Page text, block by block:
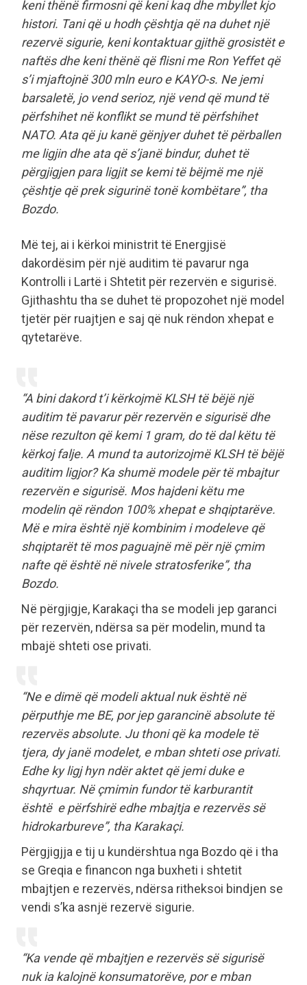
keni thënë firmosni që keni kaq dhe mbyllet kjo
histori. Tani që u hodh çështja që na duhet një
rezervë sigurie, keni kontaktuar gjithë grosistët e
naftës dhe keni thënë që flisni me Ron Yeffet që
s’i mjaftojnë 300 mln euro e KAYO-s. Ne jemi
barsaletë, jo vend serioz, një vend që mund të
përfshihet në konflikt se mund të përfshihet
NATO. Ata që ju kanë gënjyer duhet të përballen
me ligjin dhe ata që s’janë bindur, duhet të
përgjigjen para ligjit se kemi të bëjmë me një
çështje që prek sigurinë tonë kombëtare”, tha
Bozdo.
Më tej, ai i kërkoi ministrit të Energjisë
dakordësim për një auditim të pavarur nga
Kontrolli i Lartë i Shtetit për rezervën e sigurisë.
Gjithashtu tha se duhet të propozohet një model
tjetër për ruajtjen e saj që nuk rëndon xhepat e
qytetarëve.
“A bini dakord t’i kërkojmë KLSH të bëjë një
auditim të pavarur për rezervën e sigurisë dhe
nëse rezulton që kemi 1 gram, do të dal këtu të
kërkoj falje. A mund ta autorizojmë KLSH të bëjë
auditim ligjor? Ka shumë modele për të mbajtur
rezervën e sigurisë. Mos hajdeni këtu me
modelin që rëndon 100% xhepat e shqiptarëve.
Më e mira është një kombinim i modeleve që
shqiptarët të mos paguajnë më për një çmim
nafte që është në nivele stratosferike”, tha
Bozdo.
Në përgjigje, Karakaçi tha se modeli jep garanci
për rezervën, ndërsa sa për modelin, mund ta
mbajë shteti ose privati.
“Ne e dimë që modeli aktual nuk është në
përputhje me BE, por jep garancinë absolute të
rezervës absolute. Ju thoni që ka modele të
tjera, dy janë modelet, e mban shteti ose privati.
Edhe ky ligj hyn ndër aktet që jemi duke e
shqyrtuar. Në çmimin fundor të karburantit
është e përfshirë edhe mbajtja e rezervës së
hidrokarbureve”, tha Karakaçi.
Përgjigjja e tij u kundërshtua nga Bozdo që i tha
se Greqia e financon nga buxheti i shtetit
mbajtjen e rezervës, ndërsa ritheksoi bindjen se
vendi s’ka asnjë rezervë sigurie.
“Ka vende që mbajtjen e rezervës së sigurisë
nuk ia kalojnë konsumatorëve, por e mban